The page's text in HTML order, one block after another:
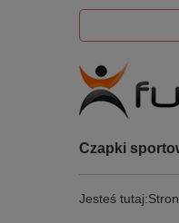
Czapki
Jesteś tutaj: